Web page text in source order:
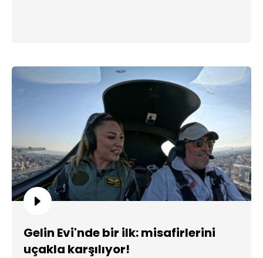
Gelin Evi'nde bir ilk: misafirlerini
uçakla karşılıyor!